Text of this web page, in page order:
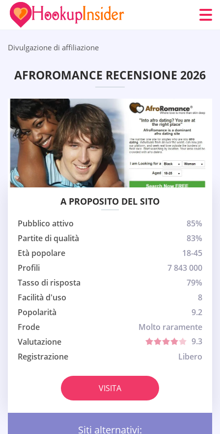
Divulgazione di affiliazione
AFROROMANCE RECENSIONE 2026
A PROPOSITO DEL SITO
Pubblico attivo
85%
Partite di qualità
83%
Età popolare
18-45
Profili
7 843 000
Tasso di risposta
79%
Facilità d'uso
8
Popolarità
9.2
Frode
Molto raramente
Valutazione
9.3
Registrazione
Libero
VISITA
Siti alternativi: